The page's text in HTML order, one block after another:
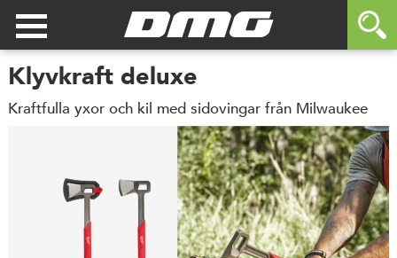
Klyvkraft deluxe
Kraftfulla yxor och kil med sidovingar från Milwaukee